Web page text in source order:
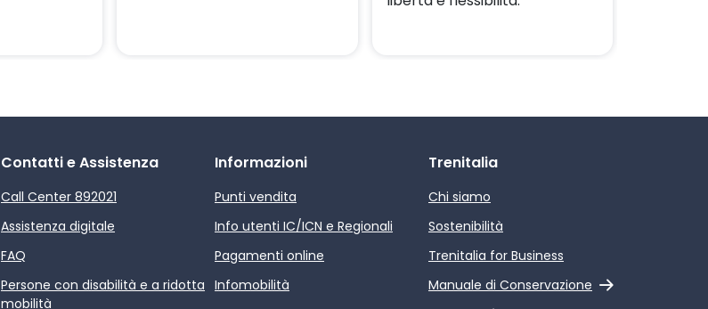
Contatti e Assistenza
Call Center 892021
Assistenza digitale
FAQ
Persone con disabilità e a ridotta
mobilità
Informazioni
Punti vendita
Info utenti IC/ICN e Regionali
Pagamenti online
Infomobilità
Trenitalia
Chi siamo
Sostenibilità
Trenitalia for Business
Manuale di Conservazione
Link esterno